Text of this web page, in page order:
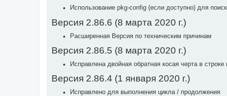
Использование pkg-config (если доступно) для
Версия 2.86.6 (8 марта 2020 г.)
Расширенная Версия по техническим причинам
Версия 2.86.5 (8 марта 2020 г.)
Исправлена двойная обратная косая черта в строке
Версия 2.86.4 (1 января 2020 г.)
Исправлено для выполнения цикла / продолжения